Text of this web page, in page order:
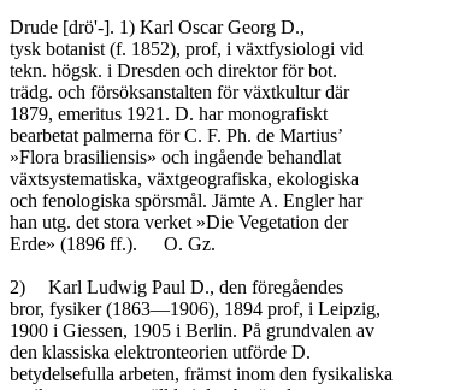
Drude [drö'-]. 1) Karl Oscar Georg D.,
tysk botanist (f. 1852), prof, i växtfysiologi vid
tekn. högsk. i Dresden och direktor för bot.
trädg. och försöksanstalten för växtkultur där
1879, emeritus 1921. D. har monografiskt
bearbetat palmerna för C. F. Ph. de Martius’
»Flora brasiliensis» och ingående behandlat
växtsystematiska, växtgeografiska, ekologiska
och fenologiska spörsmål. Jämte A. Engler har
han utg. det stora verket »Die Vegetation der
Erde» (1896 ff.).	O. Gz.
2)	Karl Ludwig Paul D., den föregåendes
bror, fysiker (1863—1906), 1894 prof, i Leipzig,
1900 i Giessen, 1905 i Berlin. På grundvalen av
den klassiska elektronteorien utförde D.
betydelsefulla arbeten, främst inom den fysikaliska